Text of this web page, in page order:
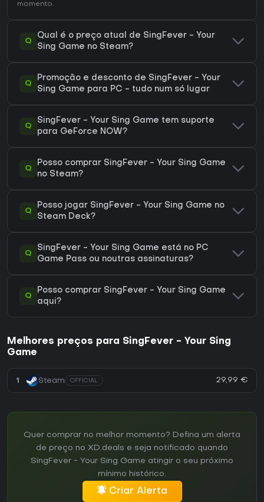
momento.
Q
Qual é o preço atual de SingFever - Your
Sing Game no Steam?
Q
Promoção e desconto de SingFever - Your
Sing Game para PC - tudo num só lugar
Q
SingFever - Your Sing Game tem suporte
para GeForce NOW?
Q
Posso comprar SingFever - Your Sing Game
no Steam?
Q
Posso jogar SingFever - Your Sing Game no
Steam Deck?
Q
SingFever - Your Sing Game está no PC
Game Pass ou noutras assinaturas?
Q
Posso comprar SingFever - Your Sing Game
aqui?
Melhores preços para SingFever - Your Sing
Game
1 Steam OFFICIAL 29,99 €
Quer comprar no melhor momento? Defina um alerta
de preço no XD.deals e seja notificado quando
SingFever - Your Sing Game atingir o seu próximo
mínimo histórico.
Criar Alerta